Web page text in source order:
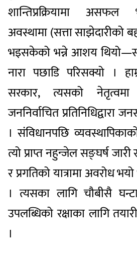
शान्तिप्रक्रियामा
अवस्थामा (सत्ता साझेदारीको
भइसकेको भन्ने आशय
नारा पछाडि परिसक्यो ।
सरकार, त्यसको
जननिर्वाचित प्रतिनिधिद्वारा
। संविधानपछि
त्यो प्राप्त नहुन्जेल सङ्घर्ष जारी
र प्रगतिको यात्रामा अवरोध
। त्यसका लागि चौबीसै
उपलब्धिको रक्षाका लागि
।